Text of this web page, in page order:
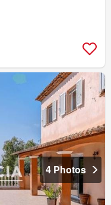
4 Photos